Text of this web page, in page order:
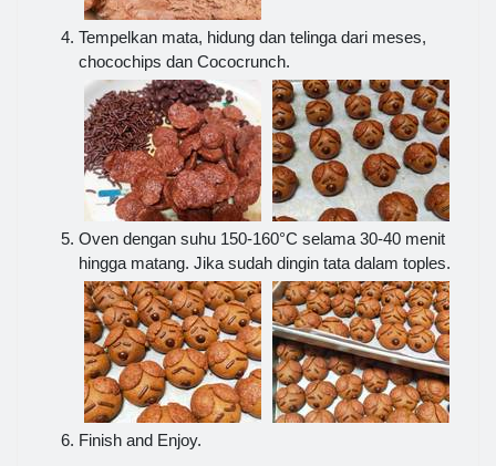
Tempelkan mata, hidung dan telinga dari meses,
chocochips dan Cococrunch.
Oven dengan suhu 150-160°C selama 30-40 menit
hingga matang. Jika sudah dingin tata dalam toples.
Finish and Enjoy.